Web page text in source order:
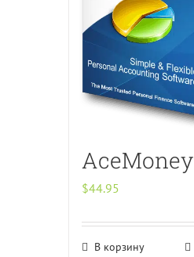
AceMoney
$44.95
В корзину